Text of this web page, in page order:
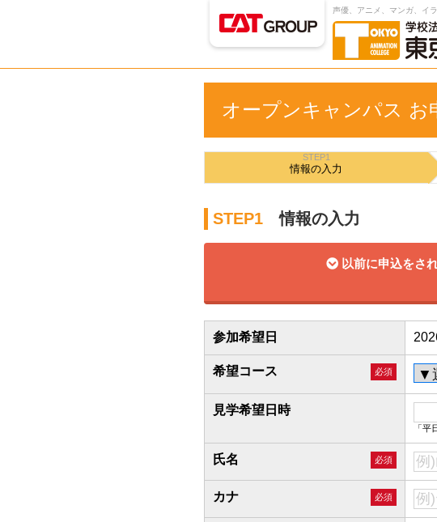
声優、アニメ、マンガ、イ
オープンキャンパス お
STEP1
情報の 入力
STEP1 情報の入力
以前に申込をさ
参加希望日
希望コース 必須
見学希望日時
「
氏名 必須
カナ 必須